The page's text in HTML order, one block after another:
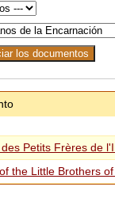
Petits Frères de
the Little Brothers